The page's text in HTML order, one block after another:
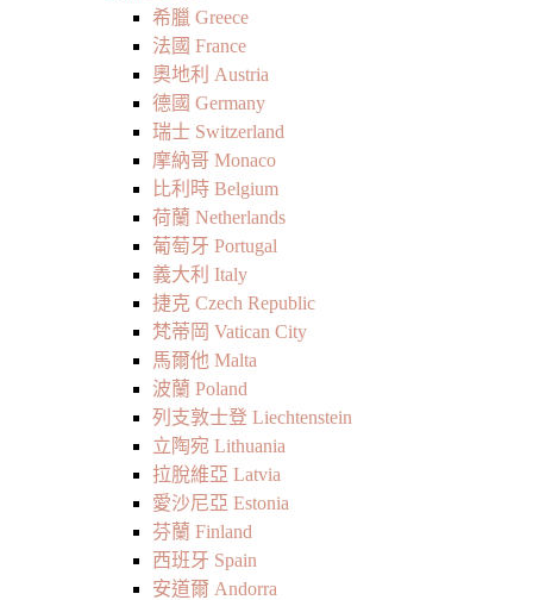
希臘 Greece
法國 France
奧地利 Austria
德國 Germany
瑞士 Switzerland
摩納哥 Monaco
比利時 Belgium
荷蘭 Netherlands
葡萄牙 Portugal
義大利 Italy
捷克 Czech Republic
梵蒂岡 Vatican City
馬爾他 Malta
波蘭 Poland
列支敦士登 Liechtenstein
立陶宛 Lithuania
拉脫維亞 Latvia
愛沙尼亞 Estonia
芬蘭 Finland
西班牙 Spain
安道爾 Andorra